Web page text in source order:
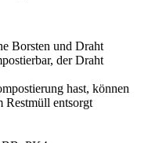
Borsten und Draht
der Draht
hast, können
Restmüll entsorgt